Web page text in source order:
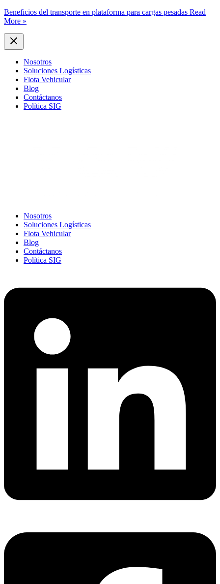
Beneficios del transporte en plataforma para cargas pesadas Read
More »
Nosotros
Soluciones Logísticas
Flota Vehicular
Blog
Contáctanos
Política SIG
Nosotros
Soluciones Logísticas
Flota Vehicular
Blog
Contáctanos
Política SIG